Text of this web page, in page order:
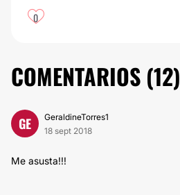
0
COMENTARIOS (12)
GE
GeraldineTorres1
18 sept 2018
Me asusta!!!